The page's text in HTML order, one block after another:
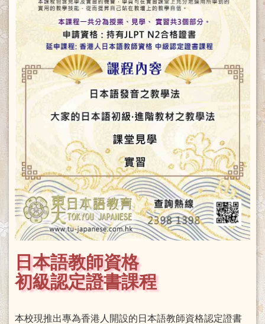
日本語教師資格
初級認定證書課程
本校現推出專為香港人開設的日本語教師資格認定證書